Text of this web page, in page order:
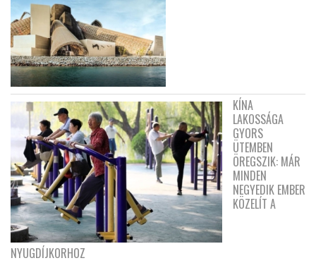
KÍNA
LAKOSSÁGA
GYORS
ÜTEMBEN
ÖREGSZIK: MÁR
MINDEN
NEGYEDIK EMBER
KÖZELÍT A
NYUGDÍJKORHOZ